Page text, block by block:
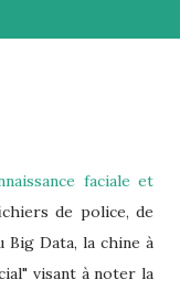
faciale et
de police, de
Data, la chine à
visant à noter la